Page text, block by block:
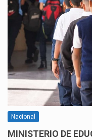
Nacional
MINISTERIO DE